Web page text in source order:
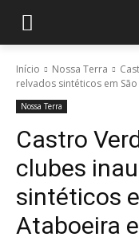
Início Nossa Terra
relvados sintéticos em
Nossa Terra
Castro
clubes
sintéticos
Ataboeira